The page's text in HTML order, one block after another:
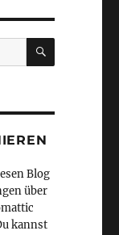
SUCHEN
Blog
über
kannst